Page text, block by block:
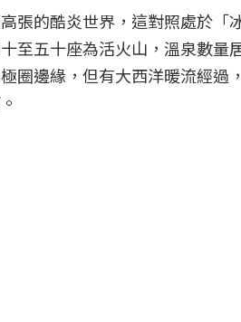
張的酷炎世界，這對照處於「
至五十座為活火山，溫泉數量
圈邊緣，但有大西洋暖流經過